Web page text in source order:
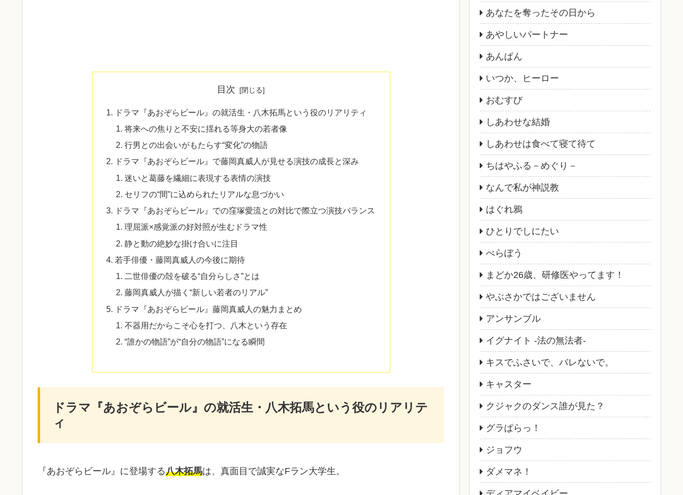
目次
ドラマ『あおぞらビール』の就活生・八木拓馬という役のリアリティ
将来への焦りと不安に揺れる等身大の若者像
行男との出会いがもたらす“変化”の物語
ドラマ『あおぞらビール』で藤岡真威人が見せる演技の成長と深み
迷いと葛藤を繊細に表現する表情の演技
セリフの“間”に込められたリアルな息づかい
ドラマ『あおぞらビール』での窪塚愛流との対比で際立つ演技バランス
理屈派×感覚派の好対照が生むドラマ性
静と動の絶妙な掛け合いに注目
若手俳優・藤岡真威人の今後に期待
二世俳優の殻を破る“自分らしさ”とは
藤岡真威人が描く“新しい若者のリアル”
ドラマ『あおぞらビール』藤岡真威人の魅力まとめ
不器用だからこそ心を打つ、八木という存在
“誰かの物語”が“自分の物語”になる瞬間
ドラマ『あおぞらビール』の就活生・八木拓馬という役のリアリテ
ィ
『あおぞらビール』に登場する八木拓馬は、真面目で誠実なFラン大学生。
あなたを奪ったその日から
あやしいパートナー
あんぱん
いつか、ヒーロー
おむすび
しあわせな結婚
しあわせは食べて寝て待て
ちはやふる－めぐり－
なんで私が神説教
はぐれ鴉
ひとりでしにたい
べらぼう
まどか26歳、研修医やってます！
やぶさかではございません
アンサンブル
イグナイト -法の無法者-
キスでふさいで、バレないで。
キャスター
クジャクのダンス誰が見た？
グラぱらっ！
ジョフウ
ダメマネ！